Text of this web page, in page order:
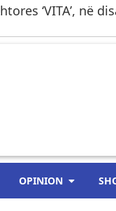
‘VITA’, në
OPINION